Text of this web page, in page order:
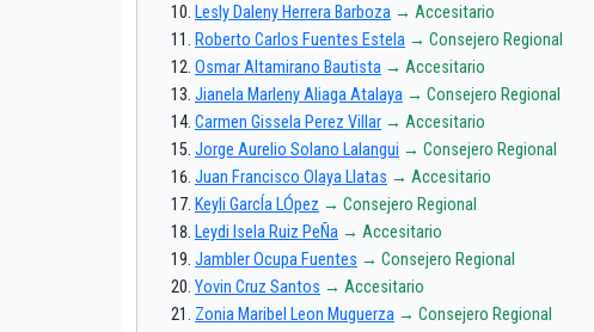
Lesly Daleny Herrera Barboza → Accesitario
Roberto Carlos Fuentes Estela → Consejero Regional
Osmar Altamirano Bautista → Accesitario
Jianela Marleny Aliaga Atalaya → Consejero Regional
Carmen Gissela Perez Villar → Accesitario
Jorge Aurelio Solano Lalangui → Consejero Regional
Juan Francisco Olaya Llatas → Accesitario
Keyli GarcÍa LÓpez → Consejero Regional
Leydi Isela Ruiz PeÑa → Accesitario
Jambler Ocupa Fuentes → Consejero Regional
Yovin Cruz Santos → Accesitario
Zonia Maribel Leon Muguerza → Consejero Regional